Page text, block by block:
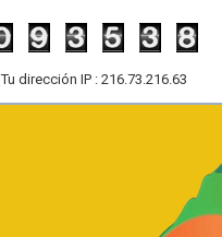
Tu dirección IP : 216.73.216.63